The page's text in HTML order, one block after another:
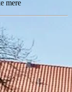
mere